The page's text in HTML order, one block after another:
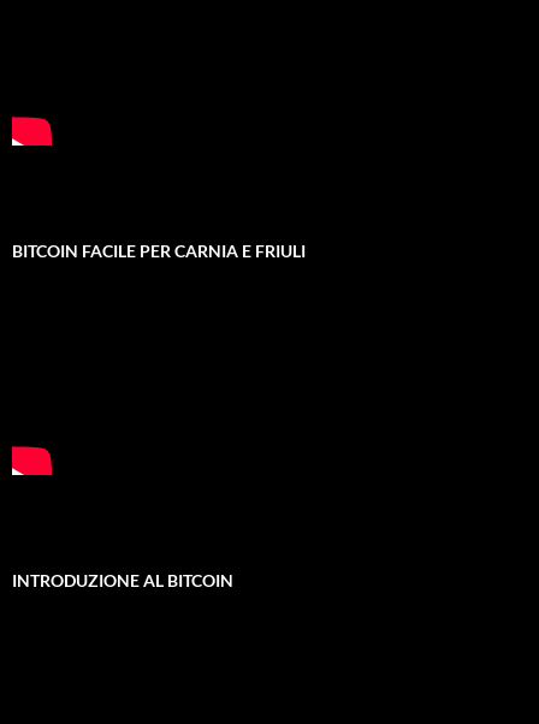
BITCOIN FACILE PER CARNIA E FRIULI
INTRODUZIONE AL BITCOIN